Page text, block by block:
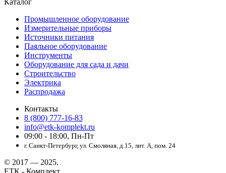
Промышленное оборудование
Измерительные приборы
Источники питания
Паяльное оборудование
Инструменты
Оборудование для сада и дачи
Строительство
Электрика
Распродажа
Контакты
8 (800) 777-16-83
info@etk-komplekt.ru
09:00 - 18:00, Пн-Пт
г. Санкт-Петербург, ул. Смоляная, д.15, лит. А, пом. 24
© 2017 — 2025.
ЕТК - Комплект.